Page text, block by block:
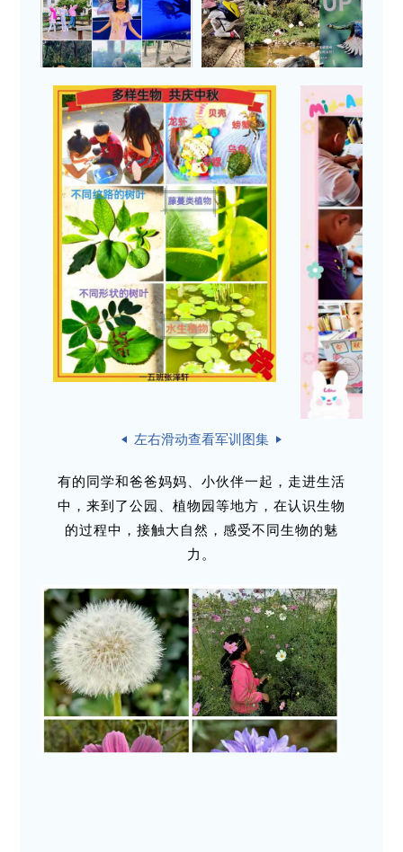
左右滑动查看军训图集
有的同学和爸爸妈妈、小伙伴一起，走进生活
中，来到了公园、植物园等地方，在认识生物
的过程中，接触大自然，感受不同生物的魅
力。